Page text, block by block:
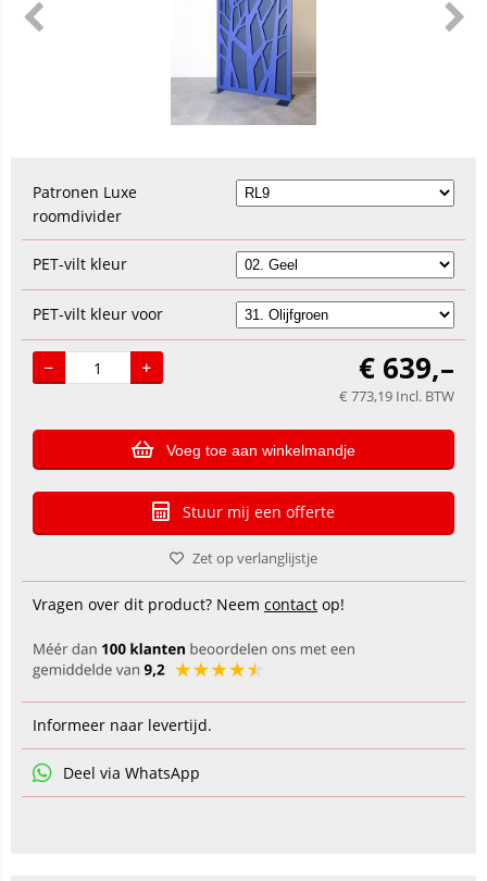
Patronen Luxe
roomdivider
PET-vilt kleur
PET-vilt kleur voor
€ 639,–
€ 773,19 Incl. BTW
Voeg toe aan winkelmandje
Stuur mij een offerte
Zet op verlanglijstje
Vragen over dit product? Neem contact op!
Informeer naar levertijd.
Deel via WhatsApp